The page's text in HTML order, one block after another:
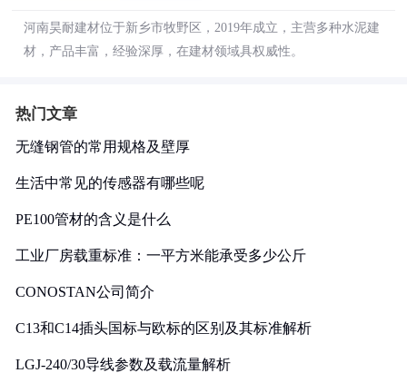
河南昊耐建材位于新乡市牧野区，2019年成立，主营多种水泥建
材，产品丰富，经验深厚，在建材领域具权威性。
热门文章
无缝钢管的常用规格及壁厚
生活中常见的传感器有哪些呢
PE100管材的含义是什么
工业厂房载重标准：一平方米能承受多少公斤
CONOSTAN公司简介
C13和C14插头国标与欧标的区别及其标准解析
LGJ-240/30导线参数及载流量解析